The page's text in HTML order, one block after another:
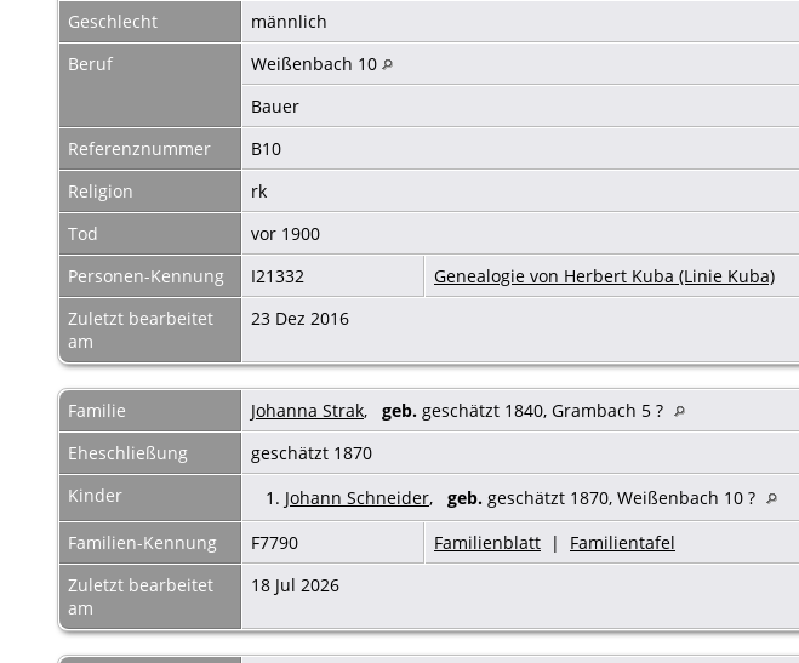
Geschlecht
männlich
Beruf
Weißenbach 10
Bauer
Referenznummer
B10
Religion
rk
Tod
vor 1900
Personen-Kennung
I21332
Genealogie von Herbert Kuba (Linie Kuba)
Zuletzt bearbeitet
am
23 Dez 2016
Familie Johanna Strak, geb. geschätzt 1840, Grambach 5 ?
Eheschließung
geschätzt 1870
Kinder
1. Johann Schneider, geb. geschätzt 1870, Weißenbach 10 ?
Familien-Kennung
F7790 Familienblatt | Familientafel
Zuletzt bearbeitet
am
18 Jul 2026